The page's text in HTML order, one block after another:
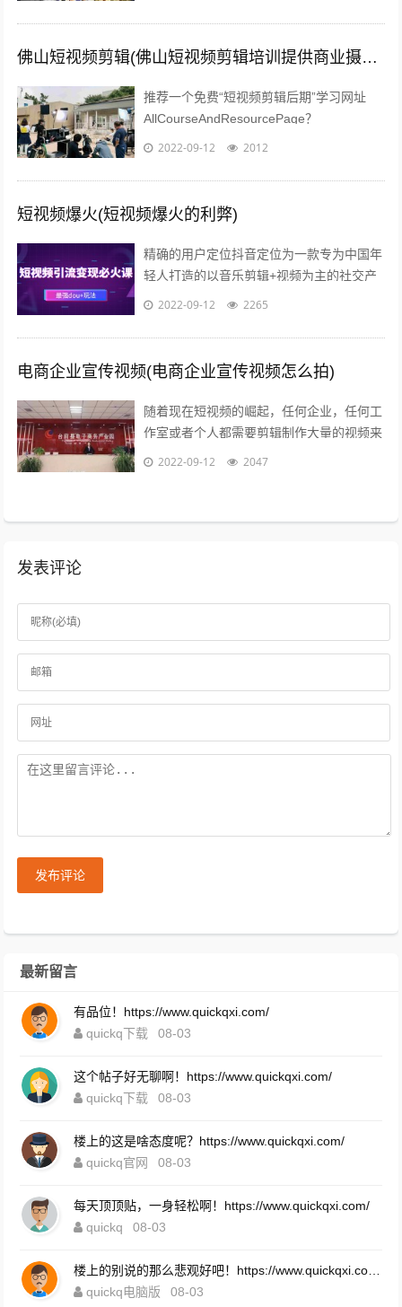
佛山短视频剪辑(佛山短视频剪辑培训提供商业摄影培训服务)
推荐一个免费“短视频剪辑后期”学习网址
AllCourseAndResourcePage？
type=1tagid=313zdhhr11y04r301...
2022-09-12 2012
短视频爆火(短视频爆火的利弊)
精确的用户定位抖音定位为一款专为中国年
轻人打造的以音乐剪辑+视频为主的社交产
品，迎合年轻群体碎片化的观看需求，满足
2022-09-12 2265
电商企业宣传视频(电商企业宣传视频怎么拍)
随着现在短视频的崛起，任何企业，任何工
作室或者个人都需要剪辑制作大量的视频来
包装品牌，发抖音，发朋友圈，发淘宝等自
2022-09-12 2047
发表评论
发布评论
最新留言
有品位！https://www.quickqxi.com/
quickq下载
08-03
这个帖子好无聊啊！https://www.quickqxi.com/
quickq下载
08-03
楼上的这是啥态度呢？https://www.quickqxi.com/
quickq官网
08-03
每天顶顶贴，一身轻松啊！https://www.quickqxi.com/
quickq
08-03
quickq电脑版
08-03